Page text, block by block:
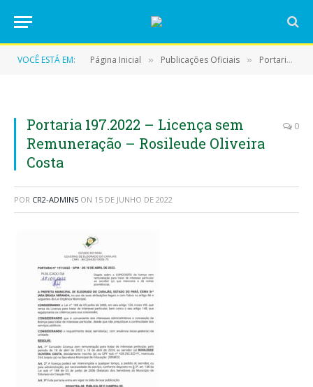
VOCÊ ESTÁ EM: Página Inicial » Publicações Oficiais » Portarias
Portaria 197.2022 – Licença sem
Remuneração – Rosileude Oliveira
Costa
0
POR CR2-ADMIN5 ON 15 DE JUNHO DE 2022